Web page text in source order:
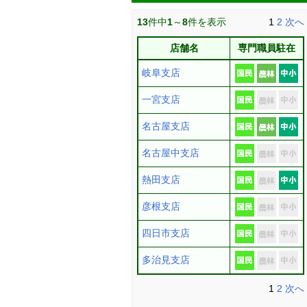
13件中1～8件を表示 1 2 次へ
店舗名 専門職員駐在
岐阜支店
一宮支店
名古屋支店
名古屋中支店
熱田支店
彦根支店
四日市支店
多治見支店
1 2 次へ